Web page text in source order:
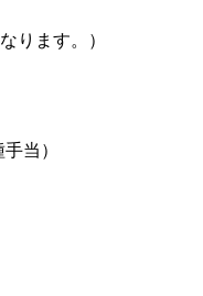
ります。）
当）